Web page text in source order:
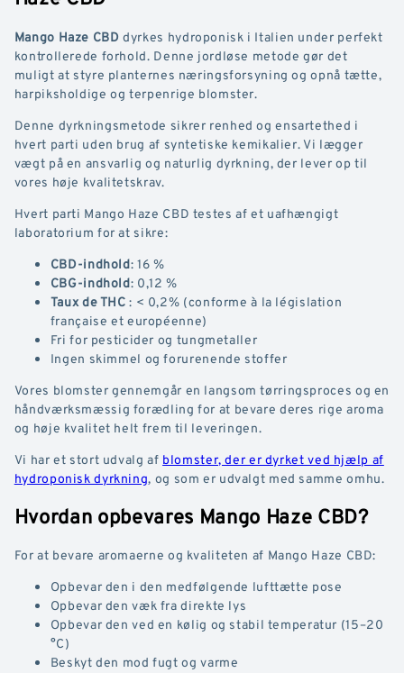
Mango Haze CBDdyrkes hydroponisk i Italien under perfekt
kontrollerede forhold. Denne jordløse metode gør det
muligt at styre planternes næringsforsyning og opnå tætte,
harpiksholdige og terpenrige blomster.
Denne dyrkningsmetode sikrer renhed og ensartethed i
hvert parti uden brug af syntetiske kemikalier. Vi lægger
vægt på en ansvarlig og naturlig dyrkning, der lever op til
vores høje kvalitetskrav.
Hvert parti Mango Haze CBD testes af et uafhængigt
laboratorium for at sikre:
CBD-indhold: 16 %
CBG-indhold: 0,12 %
Taux de THC: < 0,2% (conforme à la législation
française et européenne)
Fri for pesticider og tungmetaller
Ingen skimmel og forurenende stoffer
Vores blomster gennemgår en langsom tørringsproces og en
håndværksmæssig forædling for at bevare deres rige aroma
og høje kvalitet helt frem til leveringen.
Vi har et stort udvalg af blomster, der er dyrket ved hjælp af
hydroponisk dyrkning, og som er udvalgt med samme omhu.
Hvordan opbevares Mango Haze CBD?
For at bevare aromaerne og kvaliteten af Mango Haze CBD:
Opbevar den i den medfølgende lufttætte pose
Opbevar den væk fra direkte lys
Opbevar den ved en kølig og stabil temperatur (15–20
°C)
Beskyt den mod fugt og varme